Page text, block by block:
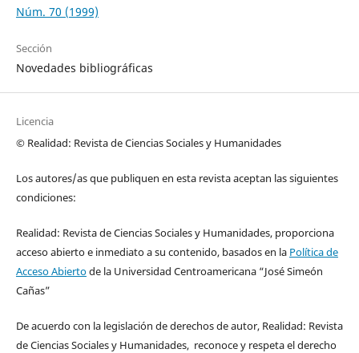
Núm. 70 (1999)
Sección
Novedades bibliográficas
Licencia
© Realidad: Revista de Ciencias Sociales y Humanidades
Los autores/as que publiquen en esta revista aceptan las siguientes
condiciones:
Realidad: Revista de Ciencias Sociales y Humanidades, proporciona
acceso abierto e inmediato a su contenido, basados en la Política de
Acceso Abiertode la Universidad Centroamericana “José Simeón
Cañas”
De acuerdo con la legislación de derechos de autor, Realidad: Revista
de Ciencias Sociales y Humanidades, reconoce y respeta el derecho